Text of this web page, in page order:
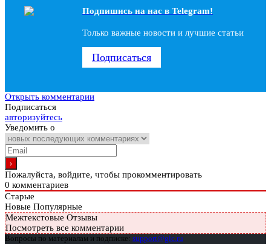
Подпишись на наc в Telegram!
Только важные новости и лучшие статьи
Подписаться
Открыть комментарии
Подписаться
авторизуйтесь
Уведомить о
Пожалуйста, войдите, чтобы прокомментировать
0 комментариев
Старые
Новые Популярные
Межтекстовые Отзывы
Посмотреть все комментарии
Вопросы по материалам и подписке: support@glc.ru